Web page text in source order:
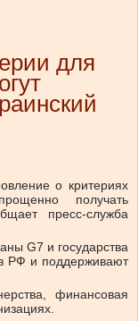
для
о критериях
получать
пресс-служба
G7 и государства
РФ и поддерживают
финансовая